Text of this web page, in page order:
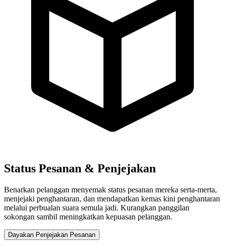
Status Pesanan & Penjejakan
Benarkan pelanggan menyemak status pesanan mereka serta-merta,
menjejaki penghantaran, dan mendapatkan kemas kini penghantaran
melalui perbualan suara semula jadi. Kurangkan panggilan
sokongan sambil meningkatkan kepuasan pelanggan.
Dayakan Penjejakan Pesanan